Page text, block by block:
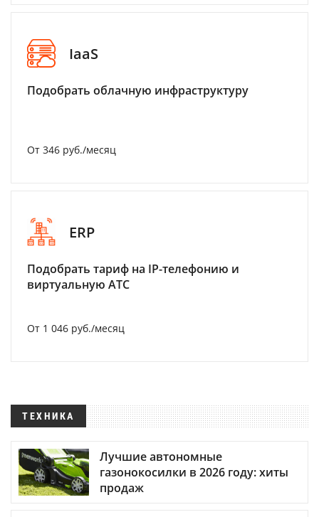
IaaS
Подобрать облачную инфраструктуру
От 346 руб./месяц
ERP
Подобрать тариф на IP-телефонию и
виртуальную АТС
От 1 046 руб./месяц
ТЕХНИКА
Лучшие автономные
газонокосилки в 2026 году: хиты
продаж